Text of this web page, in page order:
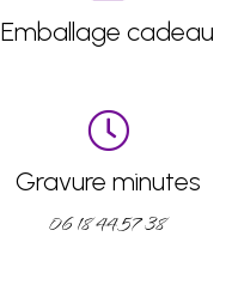
Emballage cadeau
Gravure minutes
06 18 44 57 38